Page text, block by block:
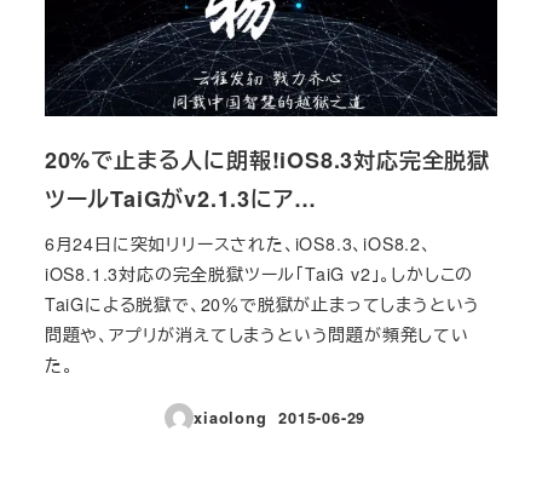
20%で止まる人に朗報!iOS8.3対応完全脱獄
ツールTaiGがv2.1.3にア…
6月24日に突如リリースされた、iOS8.3、iOS8.2、
iOS8.1.3対応の完全脱獄ツール「TaiG v2」。しかしこの
TaiGによる脱獄で、20％で脱獄が止まってしまうという
問題や、アプリが消えてしまうという問題が頻発してい
た。
xiaolong
投稿日
2015-06-29